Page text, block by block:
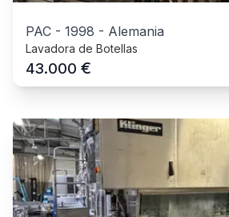
PAC - 1998 - Alemania
Lavadora de Botellas
43.000 €